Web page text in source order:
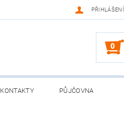
PŘIHLÁŠENÍ
0
KONTAKTY PŮJČOVNA